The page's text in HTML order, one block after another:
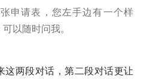
申请表，您左手边有一个样
以随时问我。
这两段对话，第二段对话更让